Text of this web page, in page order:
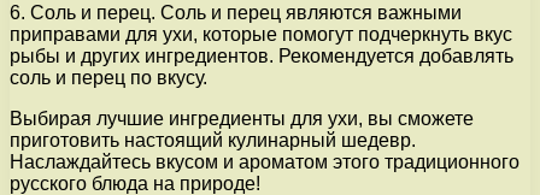
6. Соль и перец. Соль и перец являются важными
приправами для ухи, которые помогут подчеркнуть вкус
рыбы и других ингредиентов. Рекомендуется добавлять
соль и перец по вкусу.
Выбирая лучшие ингредиенты для ухи, вы сможете
приготовить настоящий кулинарный шедевр.
Наслаждайтесь вкусом и ароматом этого традиционного
русского блюда на природе!